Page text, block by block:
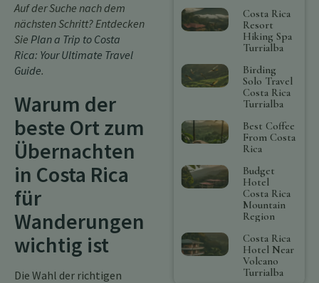
Auf der Suche nach dem
nächsten Schritt? Entdecken
Sie Plan a Trip to Costa
Rica: Your Ultimate Travel
Guide.
Warum der
beste Ort zum
Übernachten
in Costa Rica
für
Wanderungen
wichtig ist
Die Wahl der richtigen
Costa Rica
Resort
Hiking Spa
Turrialba
Birding
Solo Travel
Costa Rica
Turrialba
Best Coffee
From Costa
Rica
Budget
Hotel
Costa Rica
Mountain
Region
Costa Rica
Hotel Near
Volcano
Turrialba